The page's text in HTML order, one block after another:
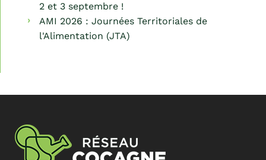
2 et 3 septembre !
AMI 2026 : Journées Territoriales de
l'Alimentation (JTA)